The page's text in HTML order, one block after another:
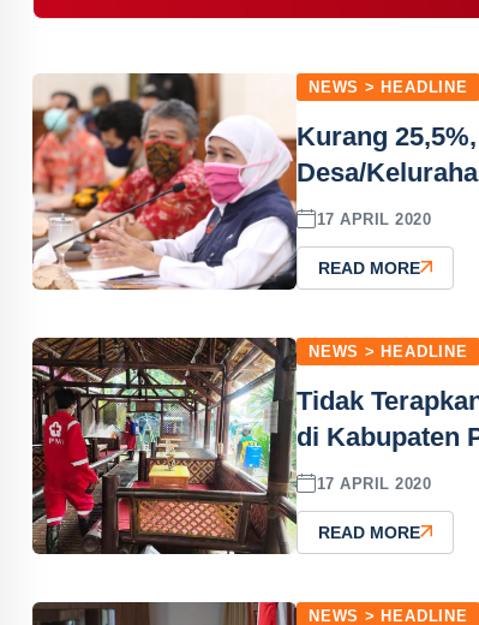
NEWS > HEADLINE
Kurang
Desa/
17 APRIL 2020
READ MORE
NEWS > HEADLINE
Tidak
di Kabupaten
17 APRIL 2020
READ MORE
NEWS > HEADLINE